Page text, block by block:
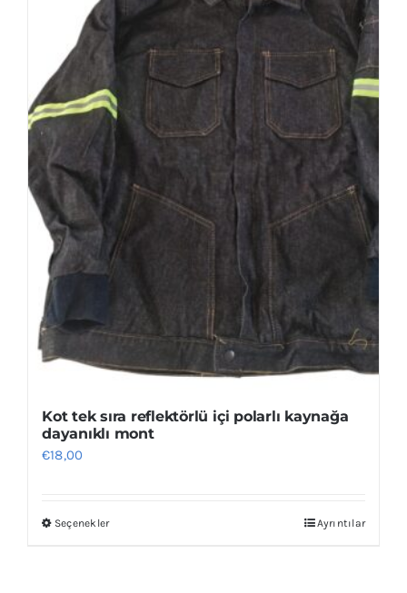
Kot tek sıra reflektörlü içi polarlı kaynağa
dayanıklı mont
€18,00
SeçeneklerBu
Ayrıntılar